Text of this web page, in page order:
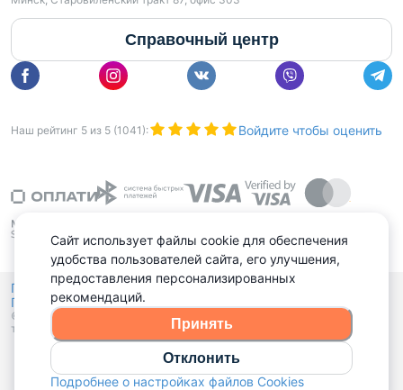
Справочный центр
Наш рейтинг 5 из 5 (1041 ): Войдите чтобы оценить
Политика конфиденциальности,
Политика обработки файлов куки
© 2015 - 2026, Domovita.by. Копирование материалов допускается
только при наличии активной ссылки.
Сайт использует файлы cookie для обеспечения
удобства пользователей сайта, его улучшения,
предоставления персонализированных
рекомендаций.
Принять
Отклонить
Подробнее о настройках файлов Cookies